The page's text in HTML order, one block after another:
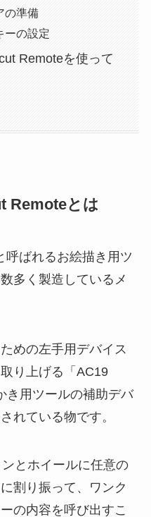
の準備
ーの設定
Remoteを使って
Remoteとは
呼ばれるお絵描き用ツ
多く製造しているメ
めの左手用デバイス
り上げる「AC19
き用ツールの補助デバ
れている物です。
とホイールに任意の
割り振って、ワンク
の内容を呼び出すこ